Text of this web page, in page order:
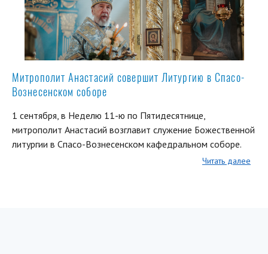
Митрополит Анастасий совершит Литургию в Спасо-
Вознесенском соборе
1 сентября, в Неделю 11-ю по Пятидесятнице,
митрополит Анастасий возглавит служение Божественной
литургии в Спасо-Вознесенском кафедральном соборе.
Читать далее